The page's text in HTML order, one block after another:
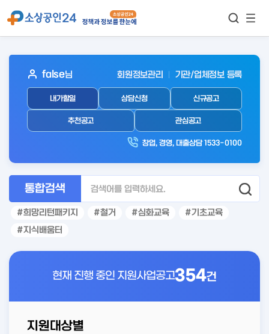
보기
아
웃
로
인
false님 회원정보관리 기관/업체정보 등록
내가할일 상담신청 신규공고
추천공고 관심공고
창업, 경영, 대출상담 1533-0100
통합검색
희망리턴패키지 철거 심화교육
기초교육
지식배움터
현재 진행 중인 지원사업공고354건
지원대상별